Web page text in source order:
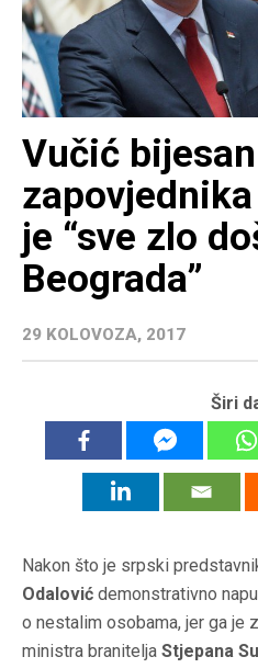
Vučić
je “sve zlo
Beograda”
29 KOLOVOZA, 2017
Širi
Nakon što je srpski
Odalović demonstrativno
o nestalim osobama, jer ga je
ministra branitelja Stjepana